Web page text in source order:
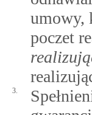
umowy,
poczet
3.